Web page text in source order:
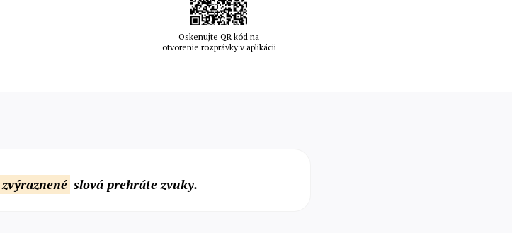
Oskenujte QR kód na
otvorenie rozprávky v aplikácii
slová prehráte zvuky.